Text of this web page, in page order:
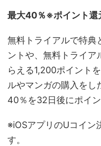
最大40％※ポイント還
無料トライアルで特典
ントや、無料トライア
らえる1,200ポイント
ルやマンガの購入をし
40％を32日後にポイン
※iOSアプリのUコイン
す。